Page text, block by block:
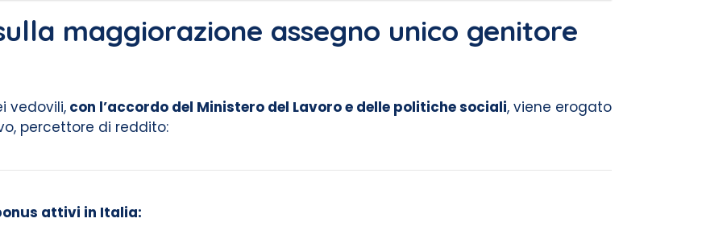
maggiorazione assegno unico genitore
vedovili, con l’accordo del Ministero del Lavoro e delle politiche sociali, viene erogato
percettore di reddito:
attivi in Italia: